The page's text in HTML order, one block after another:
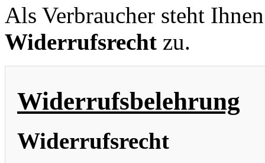
Als Verbraucher steht
Widerrufsrecht zu.
Widerrufsbelehrung
Widerrufsrecht